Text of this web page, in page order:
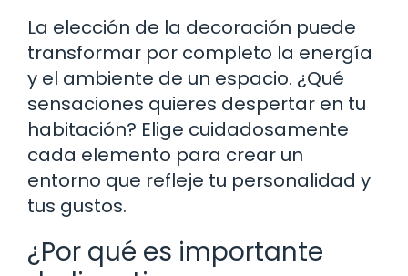
La elección de la decoración puede
transformar por completo la energía
y el ambiente de un espacio. ¿Qué
sensaciones quieres despertar en tu
habitación? Elige cuidadosamente
cada elemento para crear un
entorno que refleje tu personalidad y
tus gustos.
¿Por qué es importante